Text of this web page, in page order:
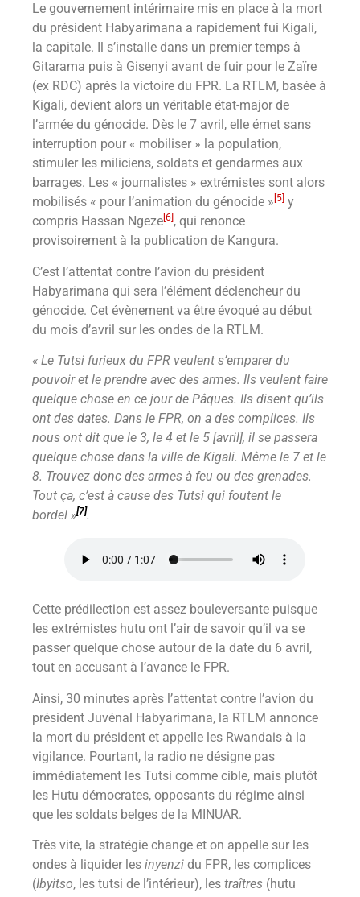
Le gouvernement intérimaire mis en place à la mort
du président Habyarimana a rapidement fui Kigali,
la capitale. Il s’installe dans un premier temps à
Gitarama puis à Gisenyi avant de fuir pour le Zaïre
(ex RDC) après la victoire du FPR. La RTLM, basée à
Kigali, devient alors un véritable état-major de
l’armée du génocide. Dès le 7 avril, elle émet sans
interruption pour « mobiliser » la population,
stimuler les miliciens, soldats et gendarmes aux
barrages. Les « journalistes » extrémistes sont alors
mobilisés « pour l’animation du génocide » [5] y
compris Hassan Ngeze [6] , qui renonce
provisoirement à la publication de Kangura.
C’est l’attentat contre l’avion du président
Habyarimana qui sera l’élément déclencheur du
génocide. Cet évènement va être évoqué au début
du mois d’avril sur les ondes de la RTLM.
« Le Tutsi furieux du FPR veulent s’emparer du
pouvoir et le prendre avec des armes. Ils veulent faire
quelque chose en ce jour de Pâques. Ils disent qu’ils
ont des dates. Dans le FPR, on a des complices. Ils
nous ont dit que le 3, le 4 et le 5 [avril], il se passera
quelque chose dans la ville de Kigali. Même le 7 et le
8. Trouvez donc des armes à feu ou des grenades.
Tout ça, c’est à cause des Tutsi qui foutent le
bordel »[7].
Cette prédilection est assez bouleversante puisque
les extrémistes hutu ont l’air de savoir qu’il va se
passer quelque chose autour de la date du 6 avril,
tout en accusant à l’avance le FPR.
Ainsi, 30 minutes après l’attentat contre l’avion du
président Juvénal Habyarimana, la RTLM annonce
la mort du président et appelle les Rwandais à la
vigilance. Pourtant, la radio ne désigne pas
immédiatement les Tutsi comme cible, mais plutôt
les Hutu démocrates, opposants du régime ainsi
que les soldats belges de la MINUAR.
Très vite, la stratégie change et on appelle sur les
ondes à liquider les inyenzi du FPR, les complices
(Ibyitso, les tutsi de l’intérieur), les traîtres (hutu